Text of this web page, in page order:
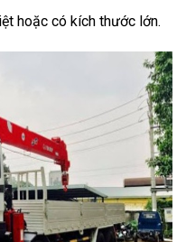
hoặc có kích thước lớn.